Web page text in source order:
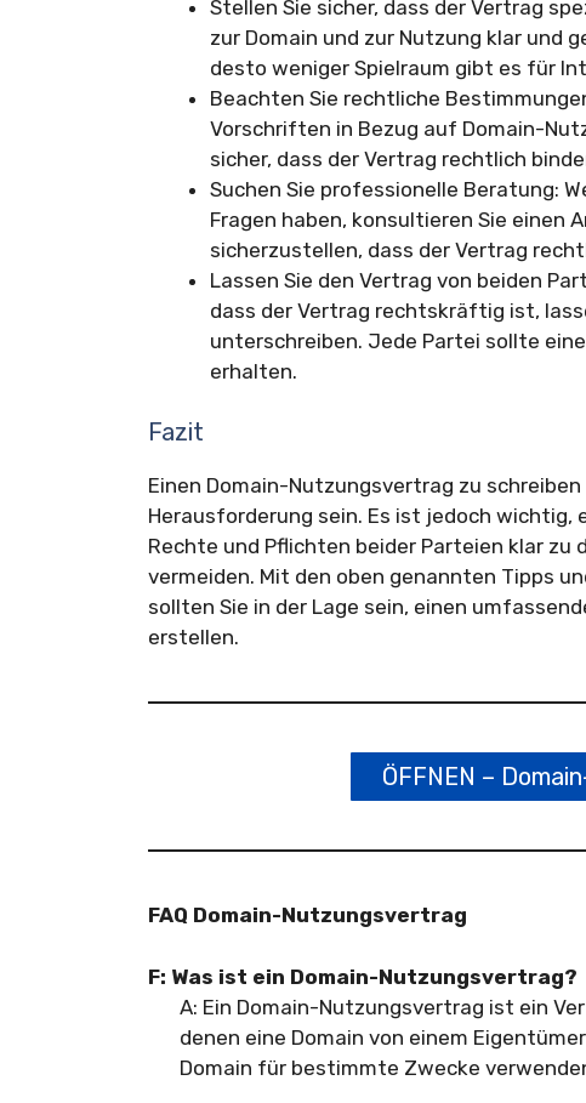
Stellen Sie sicher, dass der Vertrag
zur Domain und zur Nutzung klar und
desto weniger Spielraum gibt es für
Beachten Sie rechtliche
Vorschriften in Bezug auf Domain-
sicher, dass der Vertrag rechtlich
Suchen Sie professionelle Beratung:
Fragen haben, konsultieren Sie einen
sicherzustellen, dass der Vertrag
Lassen Sie den Vertrag von beiden
dass der Vertrag rechtskräftig ist,
unterschreiben. Jede Partei sollte
erhalten.
Fazit
Einen Domain-Nutzungsvertrag zu
Herausforderung sein. Es ist jedoch wichtig,
Rechte und Pflichten beider Parteien klar zu
vermeiden. Mit den oben genannten Tipps
sollten Sie in der Lage sein, einen
erstellen.
ÖFFNEN –
FAQ Domain-Nutzungsvertrag
F: Was ist ein Domain-Nutzungsvertrag?
A: Ein Domain-Nutzungsvertrag ist ein
denen eine Domain von einem
Domain für bestimmte Zwecke